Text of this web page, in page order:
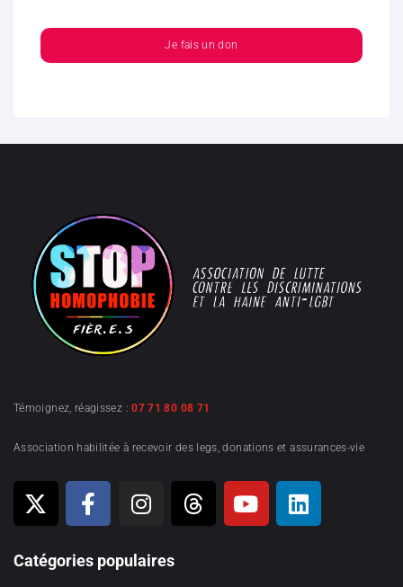
Je fais un don
Témoignez, réagissez :07 71 80 08 71
Association habilitée à recevoir des legs, donations et assurances-vie
Catégories populaires